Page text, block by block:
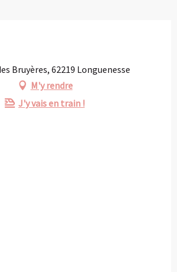
Bruyères, 62219 Longuenesse
M'y rendre
J'y vais en train !